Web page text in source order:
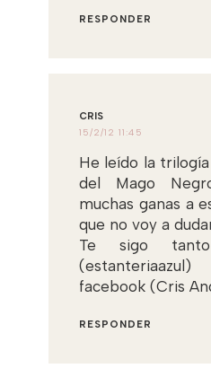
RESPONDER
CRIS
15/2/12 11:45
He leído la
del Mago
muchas ganas a
que no voy a
Te sigo
facebook (Cris
RESPONDER